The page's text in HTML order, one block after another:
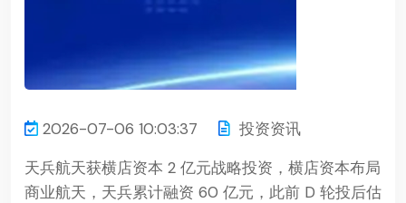
2026-07-06 10:03:37
投资资讯
天兵航天获横店资本 2 亿元战略投资，横店资本布局
商业航天，天兵累计融资 60 亿元，此前 D 轮投后估